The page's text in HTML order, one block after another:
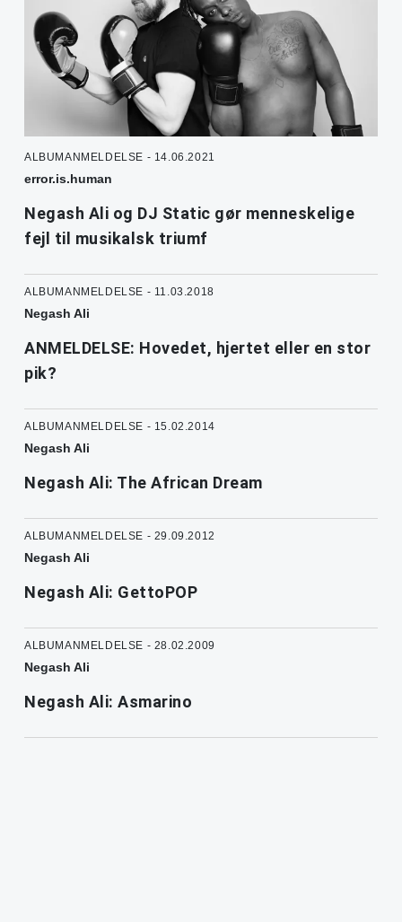
ALBUMANMELDELSE - 14.06.2021
error.is.human
Negash Ali og DJ Static gør menneskelige
fejl til musikalsk triumf
ALBUMANMELDELSE - 11.03.2018
Negash Ali
ANMELDELSE: Hovedet, hjertet eller en stor
pik?
ALBUMANMELDELSE - 15.02.2014
Negash Ali
Negash Ali: The African Dream
ALBUMANMELDELSE - 29.09.2012
Negash Ali
Negash Ali: GettoPOP
ALBUMANMELDELSE - 28.02.2009
Negash Ali
Negash Ali: Asmarino